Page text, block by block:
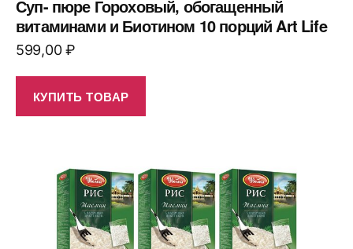
Суп- пюре Гороховый, обогащенный
витаминами и Биотином 10 порций Art Life
599,00₽
КУПИТЬ ТОВАР